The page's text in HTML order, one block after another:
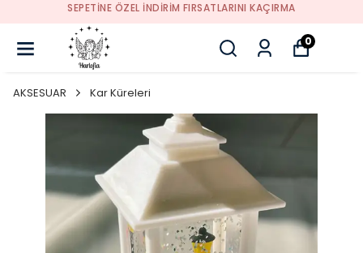
SEPETİNE ÖZEL İNDİRİM FIRSATLARINI KAÇIRMA
0
AKSESUAR Kar Küreleri